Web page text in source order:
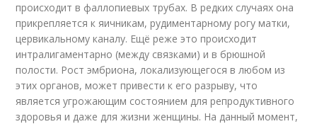
происходит в фаллопиевых трубах. В редких случаях она
прикрепляется к яичникам, рудиментарному рогу матки,
цервикальному каналу. Ещё реже это происходит
интралигаментарно (между связками) и в брюшной
полости. Рост эмбриона, локализующегося в любом из
этих органов, может привести к его разрыву, что
является угрожающим состоянием для репродуктивного
здоровья и даже для жизни женщины. На данный момент,